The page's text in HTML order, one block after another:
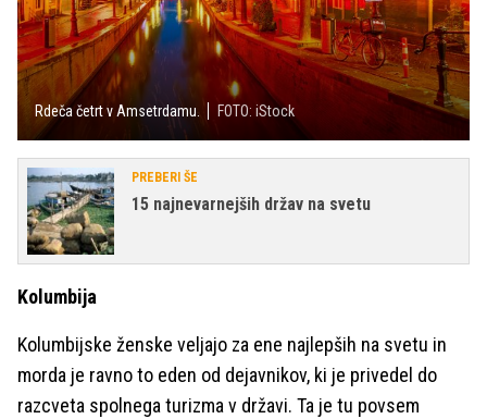
Rdeča četrt v Amsetrdamu. FOTO: iStock
PREBERI ŠE
15 najnevarnejših držav na svetu
Kolumbija
Kolumbijske ženske veljajo za ene najlepših na svetu in
morda je ravno to eden od dejavnikov, ki je privedel do
razcveta spolnega turizma v državi. Ta je tu povsem